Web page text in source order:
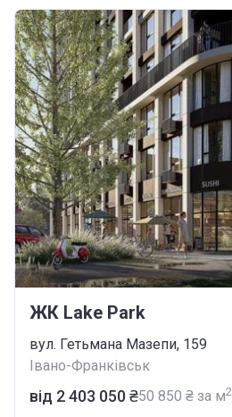
ЖК Lake Park
вул. Гетьмана Мазепи, 159
Івано-Франківськ
від ‍2 403 050 ₴‍50 850 ₴ за м2